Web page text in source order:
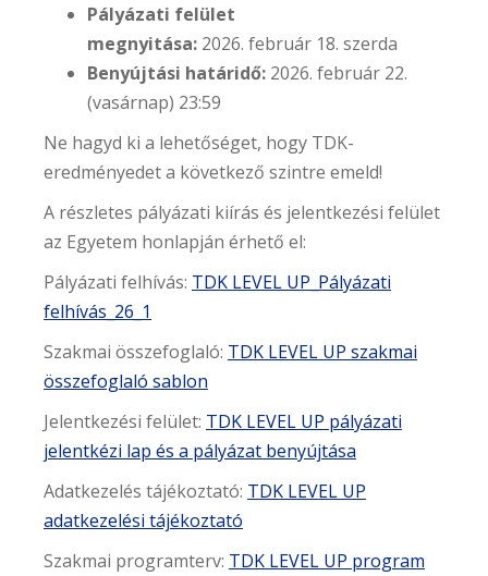
Pályázati felület
megnyitása: 2026. február 18. szerda
Benyújtási határidő: 2026. február 22.
(vasárnap) 23:59
Ne hagyd ki a lehetőséget, hogy TDK-
eredményedet a következő szintre emeld!
A részletes pályázati kiírás és jelentkezési felület
az Egyetem honlapján érhető el:
Pályázati felhívás: TDK LEVEL UP_Pályázati
felhívás_26_1
Szakmai összefoglaló: TDK LEVEL UP szakmai
összefoglaló sablon
Jelentkezési felület: TDK LEVEL UP pályázati
jelentkézi lap és a pályázat benyújtása
Adatkezelés tájékoztató: TDK LEVEL UP
adatkezelési tájékoztató
Szakmai programterv: TDK LEVEL UP program